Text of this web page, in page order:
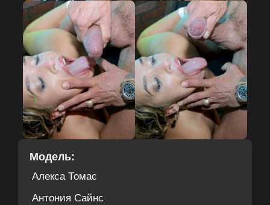
Модель:
Алекса Томас
Антония Сайнс